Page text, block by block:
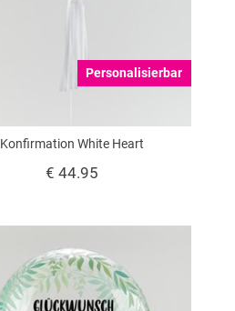
Personalisierbar
Konfirmation White Heart
€ 44.95